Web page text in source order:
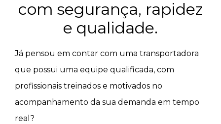
com segurança, rapidez
e qualidade.
Já pensou em contar com uma transportadora
que possui uma equipe qualificada, com
profissionais treinados e motivados no
acompanhamento da sua demanda em tempo
real?